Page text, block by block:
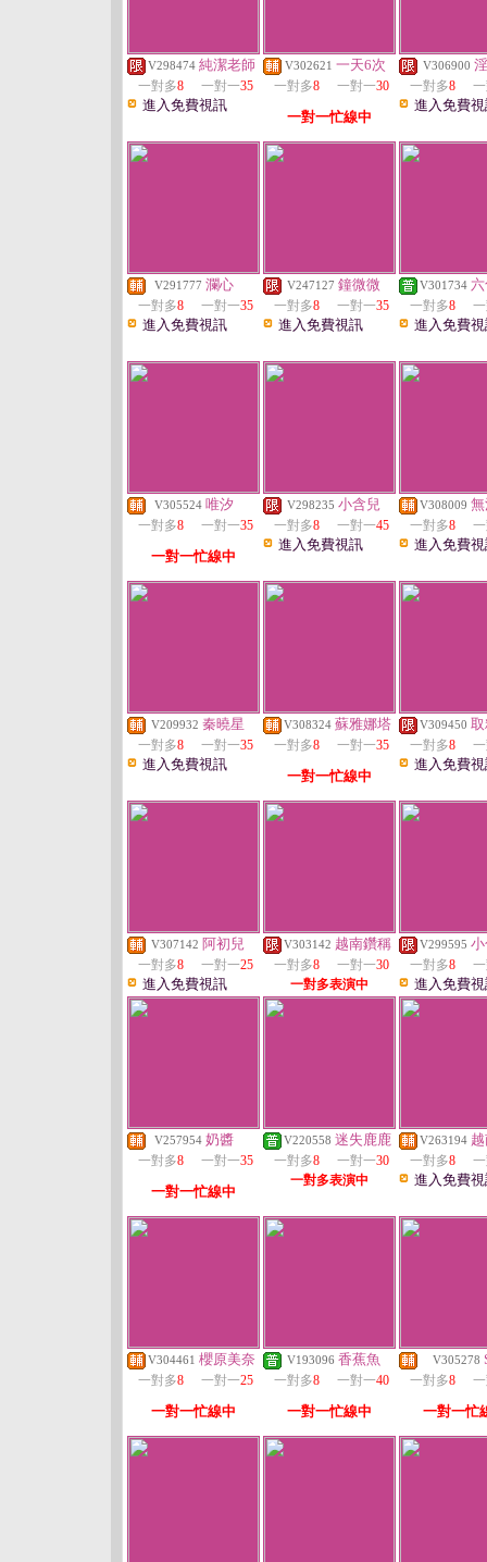
V298474 純潔老師
一對多8 一對一35
進入免費視訊
V302621 一天6次
一對多8 一對一30
一對一忙線中
V306900
一對多8
進入免費
V291777 瀾心
一對多8 一對一35
進入免費視訊
V247127 鐘微微
一對多8 一對一35
進入免費視訊
V301734
一對多8
進入免費
V305524 唯汐
一對多8 一對一35
一對一忙線中
V298235 小含兒
一對多8 一對一45
進入免費視訊
V308009
一對多8
進入免費
V209932 秦曉星
一對多8 一對一35
進入免費視訊
V308324 蘇雅娜塔
一對多8 一對一35
一對一忙線中
V309450
一對多8
進入免費
V307142 阿初兒
一對多8 一對一25
進入免費視訊
V303142 越南鑽稱
一對多8 一對一30
一對多表演中
V299595
一對多8
進入免費
V257954 奶醬
一對多8 一對一35
一對一忙線中
V220558 迷失鹿鹿
一對多8 一對一30
一對多表演中
V263194
一對多8
進入免費
V304461 櫻原美奈
一對多8 一對一25
一對一忙線中
V193096 香蕉魚
一對多8 一對一40
一對一忙線中
V305278
一對多8
一對一忙